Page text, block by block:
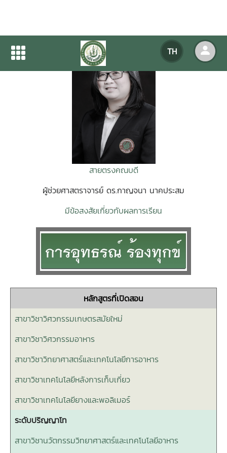
TH
สายตรงคณบดี
ผู้ช่วยศาสตราจารย์ ดร.กาญจนา นาคประสม
มีข้อสงสัยเกี่ยวกับผลการเรียน
หลักสูตรที่เปิดสอน
สาขาวิชาวิศวกรรมเกษตรสมัยใหม่
สาขาวิชาวิศวกรรมอาหาร
สาขาวิชาวิทยาศาสตร์และเทคโนโลยีการอาหาร
สาขาวิชาเทคโนโลยีหลังการเก็บเกี่ยว
สาขาวิชาเทคโนโลยียางและพอลิเมอร์
ระดับปริญญาโท
สาขาวิชานวัตกรรมวิทยาศาสตร์และเทคโนโลยีอาหาร